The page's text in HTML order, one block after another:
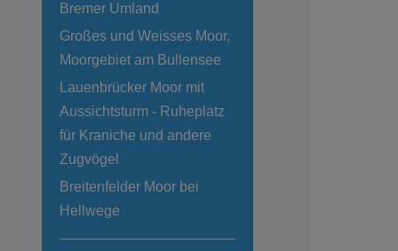
Bremer Umland
Großes und Weisses Moor,
Moorgebiet am Bullensee
Lauenbrücker Moor mit
Aussichtsturm - Ruheplatz
für Kraniche und andere
Zugvögel
Breitenfelder Moor bei
Hellwege